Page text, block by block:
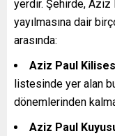
yerdir. Şehirde, Aziz
yayılmasına dair
arasında:
Aziz Paul
listesinde yer alan
dönemlerinden
Aziz Paul